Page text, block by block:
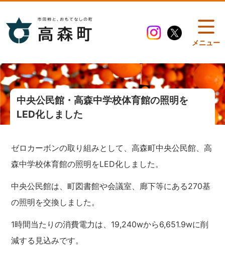
メニュー
中央公民館・高森中学校体育館の照明を
LED化しました
ゼロカーボンの取り組みとして、高森町中央公民館、高
森中学校体育館の照明をLED化しました。
中央公民館は、町図書館や会議室、廊下等にある270基
の照明を交換しました。
1時間当たりの消費電力は、19,240wから6,651.9wに削
減する見込みです。